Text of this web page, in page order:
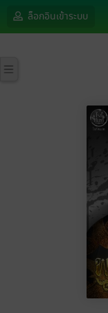
ล็อกอินเข้าระบบ